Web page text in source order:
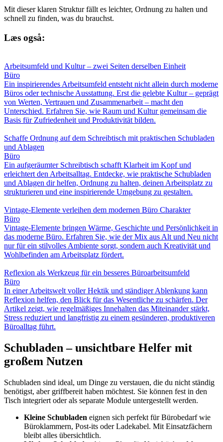
Mit dieser klaren Struktur fällt es leichter, Ordnung zu halten und
schnell zu finden, was du brauchst.
Læs også:
Arbeitsumfeld und Kultur – zwei Seiten derselben Einheit
Büro
Ein inspirierendes Arbeitsumfeld entsteht nicht allein durch moderne
Büros oder technische Ausstattung. Erst die gelebte Kultur – geprägt
von Werten, Vertrauen und Zusammenarbeit – macht den
Unterschied. Erfahren Sie, wie Raum und Kultur gemeinsam die
Basis für Zufriedenheit und Produktivität bilden.
Schaffe Ordnung auf dem Schreibtisch mit praktischen Schubladen
und Ablagen
Büro
Ein aufgeräumter Schreibtisch schafft Klarheit im Kopf und
erleichtert den Arbeitsalltag. Entdecke, wie praktische Schubladen
und Ablagen dir helfen, Ordnung zu halten, deinen Arbeitsplatz zu
strukturieren und eine inspirierende Umgebung zu gestalten.
Vintage-Elemente verleihen dem modernen Büro Charakter
Büro
Vintage-Elemente bringen Wärme, Geschichte und Persönlichkeit in
das moderne Büro. Erfahren Sie, wie der Mix aus Alt und Neu nicht
nur für ein stilvolles Ambiente sorgt, sondern auch Kreativität und
Wohlbefinden am Arbeitsplatz fördert.
Reflexion als Werkzeug für ein besseres Büroarbeitsumfeld
Büro
In einer Arbeitswelt voller Hektik und ständiger Ablenkung kann
Reflexion helfen, den Blick für das Wesentliche zu schärfen. Der
Artikel zeigt, wie regelmäßiges Innehalten das Miteinander stärkt,
Stress reduziert und langfristig zu einem gesünderen, produktiveren
Büroalltag führt.
Schubladen – unsichtbare Helfer mit
großem Nutzen
Schubladen sind ideal, um Dinge zu verstauen, die du nicht ständig
benötigst, aber griffbereit haben möchtest. Sie können fest in den
Tisch integriert oder als separate Module untergestellt werden.
Kleine Schubladen eignen sich perfekt für Bürobedarf wie
Büroklammern, Post-its oder Ladekabel. Mit Einsatzfächern
bleibt alles übersichtlich.